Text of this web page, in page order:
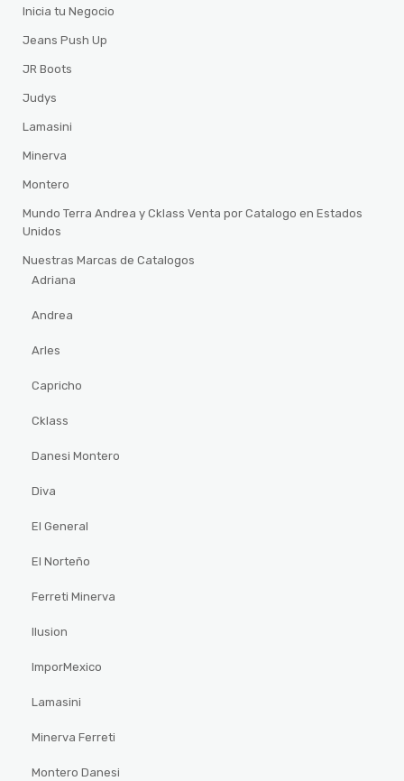
Inicia tu Negocio
Jeans Push Up
JR Boots
Judys
Lamasini
Minerva
Montero
Mundo Terra Andrea y Cklass Venta por Catalogo en Estados
Unidos
Nuestras Marcas de Catalogos
Adriana
Andrea
Arles
Capricho
Cklass
Danesi Montero
Diva
El General
El Norteño
Ferreti Minerva
Ilusion
ImporMexico
Lamasini
Minerva Ferreti
Montero Danesi